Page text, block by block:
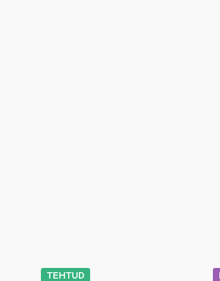
TEHTUD